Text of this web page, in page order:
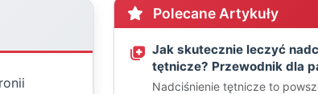
Polecane Artykuły
Jak skutecznie leczyć
tętnicze? Przewodnik dla
Nadciśnienie tętnicze to